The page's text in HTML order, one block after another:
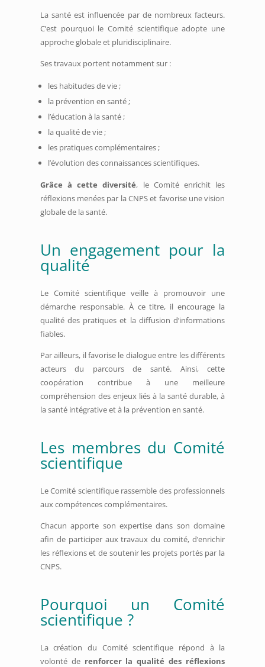
La santé est influencée par de nombreux facteurs.
C’est pourquoi le Comité scientifique adopte une
approche globale et pluridisciplinaire.
Ses travaux portent notamment sur :
les habitudes de vie ;
la prévention en santé ;
l’éducation à la santé ;
la qualité de vie ;
les pratiques complémentaires ;
l’évolution des connaissances scientifiques.
Grâce à cette diversité, le Comité enrichit les
réflexions menées par la CNPS et favorise une vision
globale de la santé.
Un engagement pour la
qualité
Le Comité scientifique veille à promouvoir une
démarche responsable. À ce titre, il encourage la
qualité des pratiques et la diffusion d’informations
fiables.
Par ailleurs, il favorise le dialogue entre les différents
acteurs du parcours de santé. Ainsi, cette
coopération contribue à une meilleure
compréhension des enjeux liés à la santé durable, à
la santé intégrative et à la prévention en santé.
Les membres du Comité
scientifique
Le Comité scientifique rassemble des professionnels
aux compétences complémentaires.
Chacun apporte son expertise dans son domaine
afin de participer aux travaux du comité, d’enrichir
les réflexions et de soutenir les projets portés par la
CNPS.
Pourquoi un Comité
scientifique ?
La création du Comité scientifique répond à la
volonté de renforcer la qualité des réflexions